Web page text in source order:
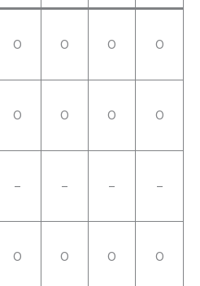
O O O O
O O O O
– – – –
O O O O